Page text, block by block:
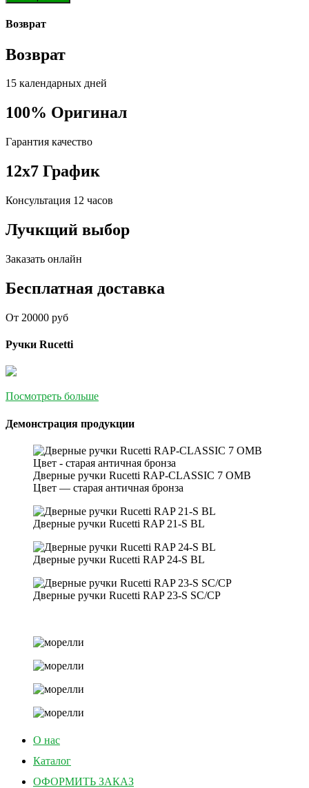
Возврат
Возврат
15 календарных дней
100% Оригинал
Гарантия качество
12x7 График
Консультация 12 часов
Лучкщий выбор
Заказать онлайн
Бесплатная доставка
От 20000 руб
Ручки Rucetti
Посмотреть больше
Демонстрация продукции
Дверные ручки Rucetti RAP-CLASSIC 7 OMB
Цвет — старая античная бронза
Дверные ручки Rucetti RAP 21-S BL
Дверные ручки Rucetti RAP 24-S BL
Дверные ручки Rucetti RAP 23-S SC/CP
О нас
Каталог
ОФОРМИТЬ ЗАКАЗ